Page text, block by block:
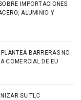
IMPORTACIONES
ALUMINIO Y
BARRERAS NO
COMERCIAL DE EU
SU TLC